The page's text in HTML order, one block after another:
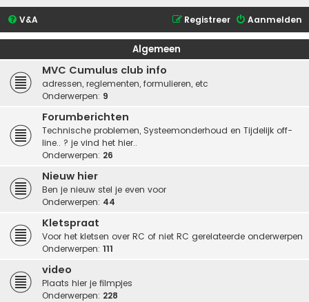
V&A Aanmelden
Registreer
Algemeen
MVC Cumulus club info
adressen, reglementen, formulieren, etc
Onderwerpen: 9
Forumberichten
Technische problemen, Systeemonderhoud en Tijdelijk off-
line.. ? je vind het hier..
Onderwerpen: 26
Nieuw hier
Ben je nieuw stel je even voor
Onderwerpen: 44
Kletspraat
Voor het kletsen over RC of niet RC gerelateerde onderwerpen
Onderwerpen: 111
video
Plaats hier je filmpjes
Onderwerpen: 228